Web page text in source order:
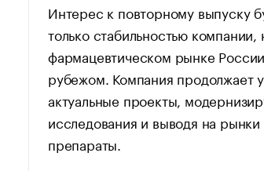
Интерес к повторному выпуску
только стабильностью
фармацевтическом рынке
рубежом. Компания продолжает
актуальные проекты,
исследования и выводя на
препараты.